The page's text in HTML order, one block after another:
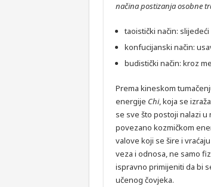
načina postizanja osobne
taoistički način:
konfucijanski način:
budistički način: kroz
Prema kineskom
energije Chi, koja se
se sve što postoji nalazi
povezano kozmičkom
valove koji se šire i
veza i odnosa, ne samo
ispravno primijeniti da bi
učenog čovjeka.